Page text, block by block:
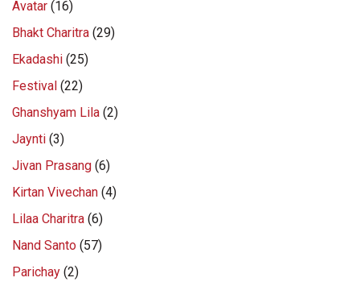
Avatar (16)
Bhakt Charitra (29)
Ekadashi (25)
Festival (22)
Ghanshyam Lila (2)
Jaynti (3)
Jivan Prasang (6)
Kirtan Vivechan (4)
Lilaa Charitra (6)
Nand Santo (57)
Parichay (2)